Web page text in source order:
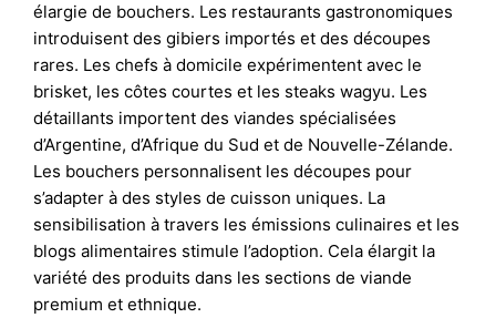
élargie de bouchers. Les restaurants gastronomiques
introduisent des gibiers importés et des découpes
rares. Les chefs à domicile expérimentent avec le
brisket, les côtes courtes et les steaks wagyu. Les
détaillants importent des viandes spécialisées
d’Argentine, d’Afrique du Sud et de Nouvelle-Zélande.
Les bouchers personnalisent les découpes pour
s’adapter à des styles de cuisson uniques. La
sensibilisation à travers les émissions culinaires et les
blogs alimentaires stimule l’adoption. Cela élargit la
variété des produits dans les sections de viande
premium et ethnique.